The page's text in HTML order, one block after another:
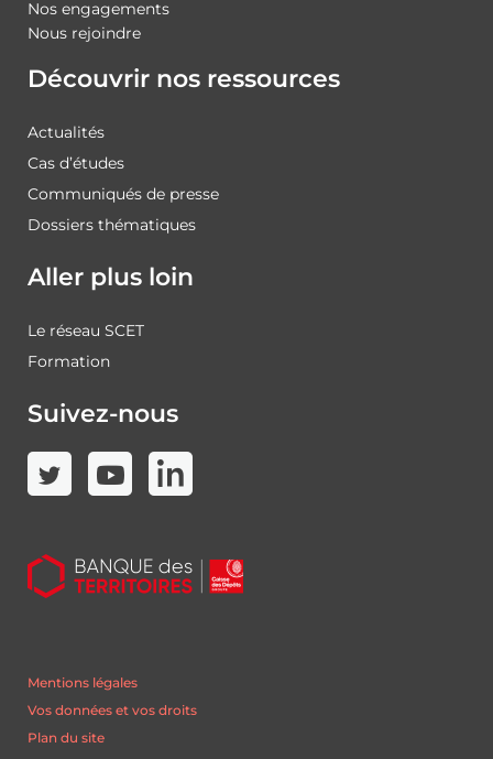
Nos engagements
Nous rejoindre
Découvrir nos ressources
Actualités
Cas d’études
Communiqués de presse
Dossiers thématiques
Aller plus loin
Le réseau SCET
Formation
Suivez-nous
Mentions légales
Vos données et vos droits
Plan du site